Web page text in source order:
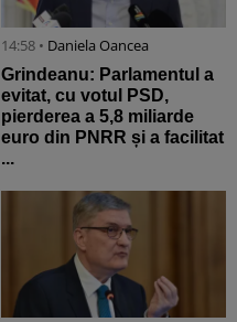
14:58 • Daniela Oancea
Grindeanu: Parlamentul a
evitat, cu votul PSD,
pierderea a 5,8 miliarde
euro din PNRR și a facilitat
...